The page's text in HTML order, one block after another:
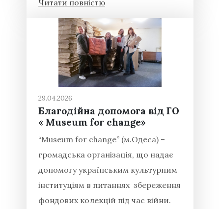
Читати повністю
29.04.2026
Благодійна допомога від ГО
« Museum for change»
“Museum for change” (м.Одеса) –
громадська організація, що надає
допомогу українським культурним
інституціям в питаннях збереження
фондових колекцій під час війни.